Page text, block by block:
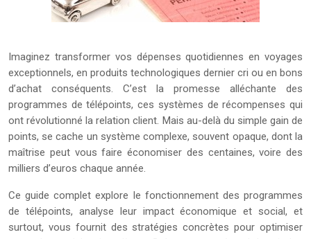
Imaginez transformer vos dépenses quotidiennes en voyages
exceptionnels, en produits technologiques dernier cri ou en bons
d’achat conséquents. C’est la promesse alléchante des
programmes de télépoints, ces systèmes de récompenses qui
ont révolutionné la relation client. Mais au-delà du simple gain de
points, se cache un système complexe, souvent opaque, dont la
maîtrise peut vous faire économiser des centaines, voire des
milliers d’euros chaque année.
Ce guide complet explore le fonctionnement des programmes
de télépoints, analyse leur impact économique et social, et
surtout, vous fournit des stratégies concrètes pour optimiser